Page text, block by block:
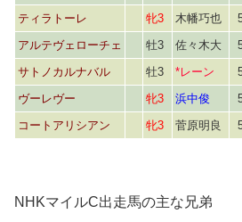
ティラトーレ
牝3 木幡巧也
アルテヴェローチェ
牡3 佐々木大
サトノカルナバル
牡3 *レーン
ヴーレヴー
牝3 浜中俊
コートアリシアン
牝3 菅原明良
NHKマイルC出走馬の主な兄弟